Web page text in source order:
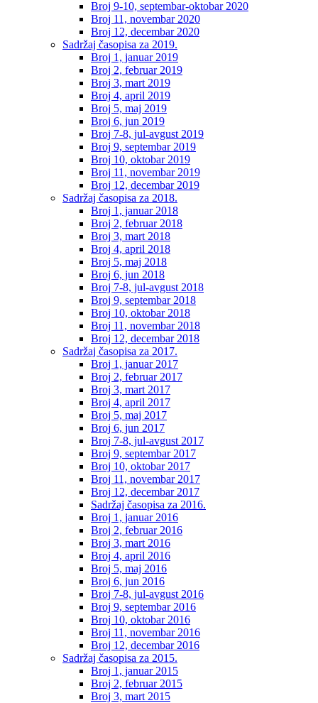
Broj 9-10, septembar-oktobar 2020
Broj 11, novembar 2020
Broj 12, decembar 2020
Sadržaj časopisa za 2019.
Broj 1, januar 2019
Broj 2, februar 2019
Broj 3, mart 2019
Broj 4, april 2019
Broj 5, maj 2019
Broj 6, jun 2019
Broj 7-8, jul-avgust 2019
Broj 9, septembar 2019
Broj 10, oktobar 2019
Broj 11, novembar 2019
Broj 12, decembar 2019
Sadržaj časopisa za 2018.
Broj 1, januar 2018
Broj 2, februar 2018
Broj 3, mart 2018
Broj 4, april 2018
Broj 5, maj 2018
Broj 6, jun 2018
Broj 7-8, jul-avgust 2018
Broj 9, septembar 2018
Broj 10, oktobar 2018
Broj 11, novembar 2018
Broj 12, decembar 2018
Sadržaj časopisa za 2017.
Broj 1, januar 2017
Broj 2, februar 2017
Broj 3, mart 2017
Broj 4, april 2017
Broj 5, maj 2017
Broj 6, jun 2017
Broj 7-8, jul-avgust 2017
Broj 9, septembar 2017
Broj 10, oktobar 2017
Broj 11, novembar 2017
Broj 12, decembar 2017
Sadržaj časopisa za 2016.
Broj 1, januar 2016
Broj 2, februar 2016
Broj 3, mart 2016
Broj 4, april 2016
Broj 5, maj 2016
Broj 6, jun 2016
Broj 7-8, jul-avgust 2016
Broj 9, septembar 2016
Broj 10, oktobar 2016
Broj 11, novembar 2016
Broj 12, decembar 2016
Sadržaj časopisa za 2015.
Broj 1, januar 2015
Broj 2, februar 2015
Broj 3, mart 2015